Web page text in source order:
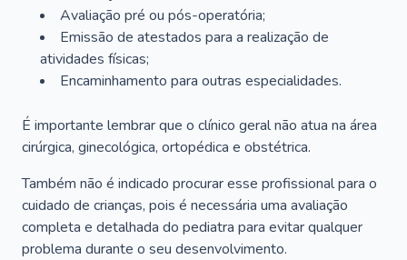
Avaliação pré ou pós-operatória;
Emissão de atestados para a realização de
atividades físicas;
Encaminhamento para outras especialidades.
É importante lembrar que o clínico geral não atua na área
cirúrgica, ginecológica, ortopédica e obstétrica.
Também não é indicado procurar esse profissional para o
cuidado de crianças, pois é necessária uma avaliação
completa e detalhada do pediatra para evitar qualquer
problema durante o seu desenvolvimento.